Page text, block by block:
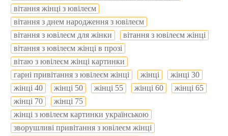
вітання жінці з ювілеєм
вітання з днем народження з ювілеєм
вітання з ювілеєм для жінки
вітання з ювілеєм жінці
вітання з ювілеєм жінці в прозі
вітаю з ювілеєм жінці картинки
гарні привітання з ювілеєм жінці
жінці
жінці 30
жінці 40
жінці 50 жінці 55 жінці 60
жінці 65
жінці 70
жінці 75
жінці з ювілеєм картинки українською
зворушливі привітання з ювілеєм жінці